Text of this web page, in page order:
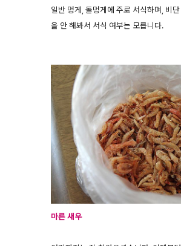
일반 멍게, 돌멍게에 주로 서식하며, 비
을 안 해봐서 서식 여부는 모릅니다.
마른 새우